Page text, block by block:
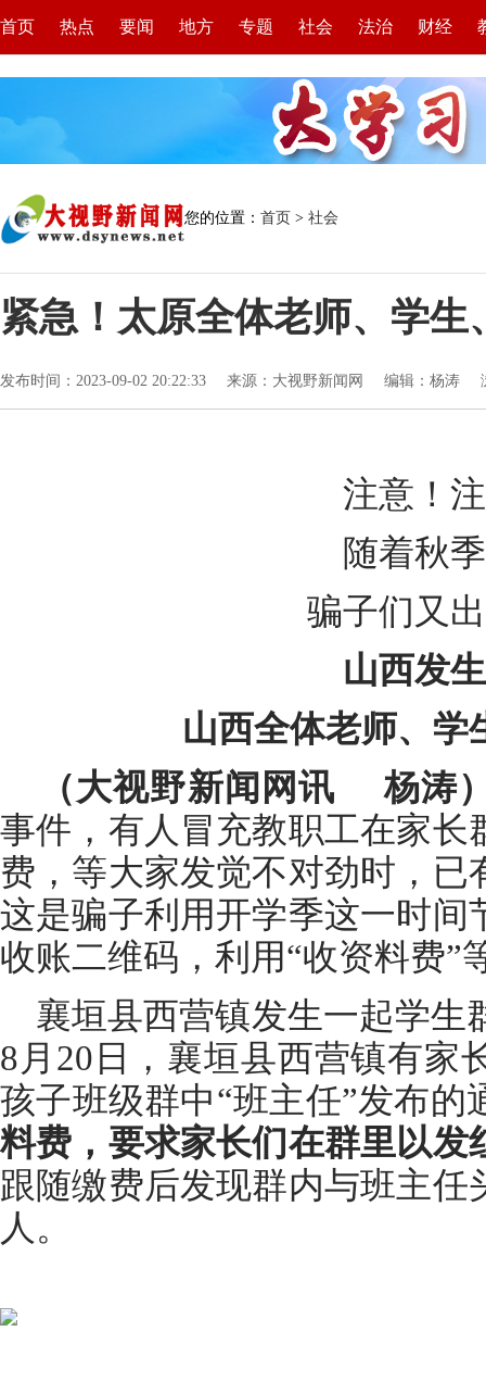
首页 热点 要闻 地方 专题 社会 法治 财经
您的位置： 首页 > 社会
紧急！太原全体老师、学
发布时间：2023-09-02 20:22:33 来源：大视野新闻网 编辑：杨涛
注意！
随着秋
骗子们又
山西发
山西全体老师、学
（大视野新闻网讯 杨涛
事件，有人冒充教职工在家长
费，等大家发觉不对劲时，
这是骗子利用开学季这一时间
收账二维码，利用“收资料费”
襄垣县西营镇发生一起学生
8月20日，襄垣县西营镇有家
孩子班级群中“班主任”发布的
料费，要求家长们在群里以发
跟随缴费后发现群内与班主
人。